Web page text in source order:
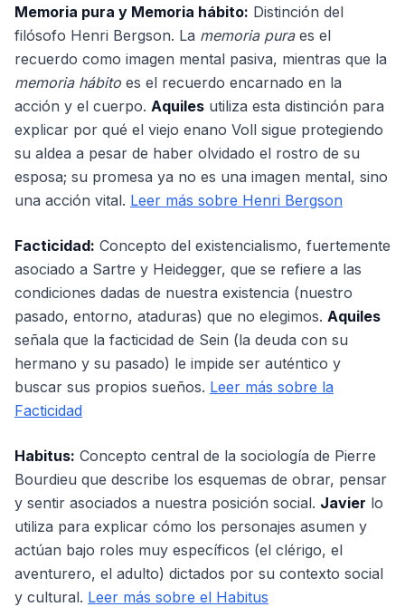
Memoria pura y Memoria hábito: Distinción del
filósofo Henri Bergson. La memoria puraes el
recuerdo como imagen mental pasiva, mientras que la
memoria hábito es el recuerdo encarnado en la
acción y el cuerpo. Aquiles utiliza esta distinción para
explicar por qué el viejo enano Voll sigue protegiendo
su aldea a pesar de haber olvidado el rostro de su
esposa; su promesa ya no es una imagen mental, sino
una acción vital. Leer más sobre Henri Bergson
Facticidad: Concepto del existencialismo, fuertemente
asociado a Sartre y Heidegger, que se refiere a las
condiciones dadas de nuestra existencia (nuestro
pasado, entorno, ataduras) que no elegimos. Aquiles
señala que la facticidad de Sein (la deuda con su
hermano y su pasado) le impide ser auténtico y
buscar sus propios sueños. Leer más sobre la
Facticidad
Habitus: Concepto central de la sociología de Pierre
Bourdieu que describe los esquemas de obrar, pensar
y sentir asociados a nuestra posición social. Javier lo
utiliza para explicar cómo los personajes asumen y
actúan bajo roles muy específicos (el clérigo, el
aventurero, el adulto) dictados por su contexto social
y cultural. Leer más sobre el Habitus